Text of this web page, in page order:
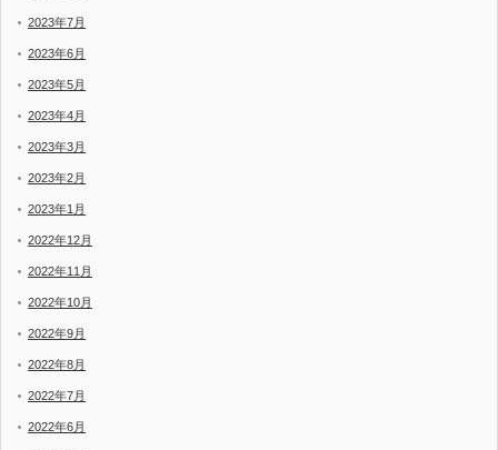
2023年7月
2023年6月
2023年5月
2023年4月
2023年3月
2023年2月
2023年1月
2022年12月
2022年11月
2022年10月
2022年9月
2022年8月
2022年7月
2022年6月